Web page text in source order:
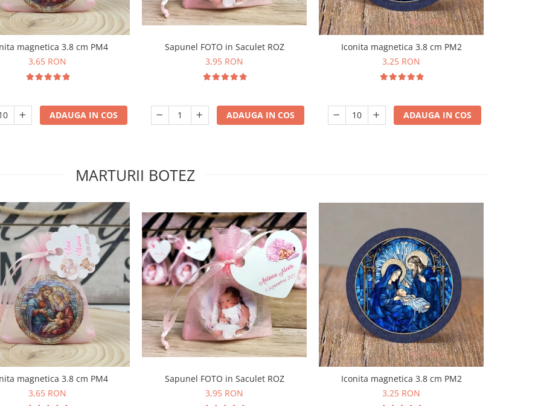
magnetica 3.8 cm PM4
3,65 RON
ADAUGA IN COS
Sapunel FOTO in Saculet ROZ
3,95 RON
ADAUGA IN COS
Iconita magnetica 3.8 cm PM2
3,25 RON
ADAUGA IN COS
MARTURII BOTEZ
magnetica 3.8 cm PM4
3,65 RON
Sapunel FOTO in Saculet ROZ
3,95 RON
Iconita magnetica 3.8 cm PM2
3,25 RON